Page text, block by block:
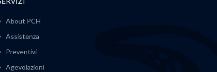
About PCH
Assistenza
Preventivi
Agevolazioni